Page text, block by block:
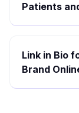
Patients
Link in Bio
Brand